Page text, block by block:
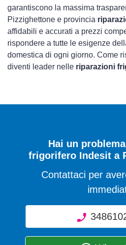
garantiscono la massima
Pizzighettone e provincia
affidabili e accurati a prezzi
rispondere a tutte le esigenze
domestica di ogni giorno. Come
diventi leader nelle riparazioni
Hai un
frigorifero Indesit a
Contattaci per